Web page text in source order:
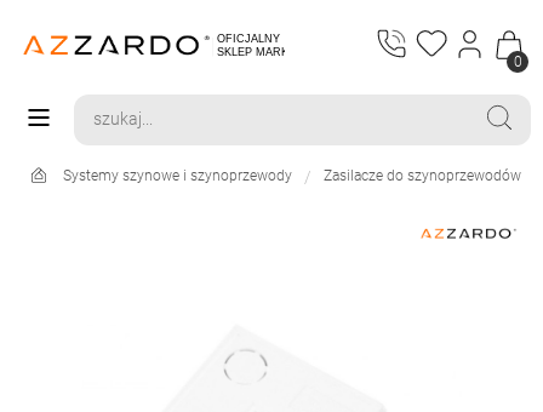
0
Systemy szynowe i szynoprzewody Zasilacze do szynoprzewodów